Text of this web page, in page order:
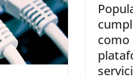
como